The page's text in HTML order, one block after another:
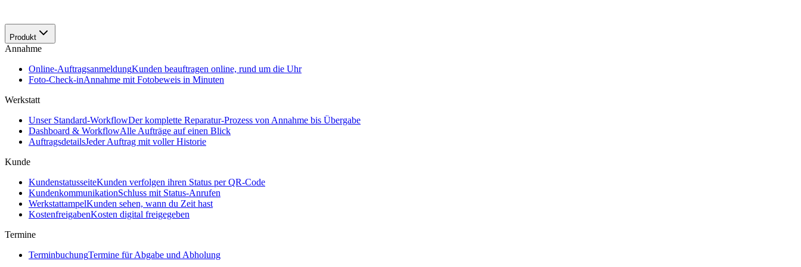
Produkt
Annahme
Online-AuftragsanmeldungKunden beauftragen online, rund um die Uhr
Foto-Check-inAnnahme mit Fotobeweis in Minuten
Werkstatt
Unser Standard-WorkflowDer komplette Reparatur-Prozess von Annahme bis Übergabe
Dashboard & WorkflowAlle Aufträge auf einen Blick
AuftragsdetailsJeder Auftrag mit voller Historie
Kunde
KundenstatusseiteKunden verfolgen ihren Status per QR-Code
KundenkommunikationSchluss mit Status-Anrufen
WerkstattampelKunden sehen, wann du Zeit hast
KostenfreigabenKosten digital freigegeben
Termine
TerminbuchungTermine für Abgabe und Abholung